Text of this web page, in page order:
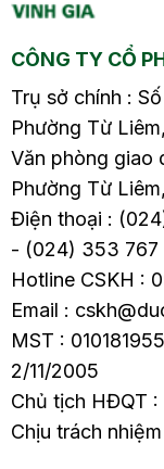
CÔNG TY CỔ
Trụ sở chính :
Phường Từ
Văn phòng giao
Phường Từ
Điện thoại :
- (024) 353 767
Hotline CSKH :
Email :
MST :
2/11/2005
Chủ tịch HĐQT
Chịu trách